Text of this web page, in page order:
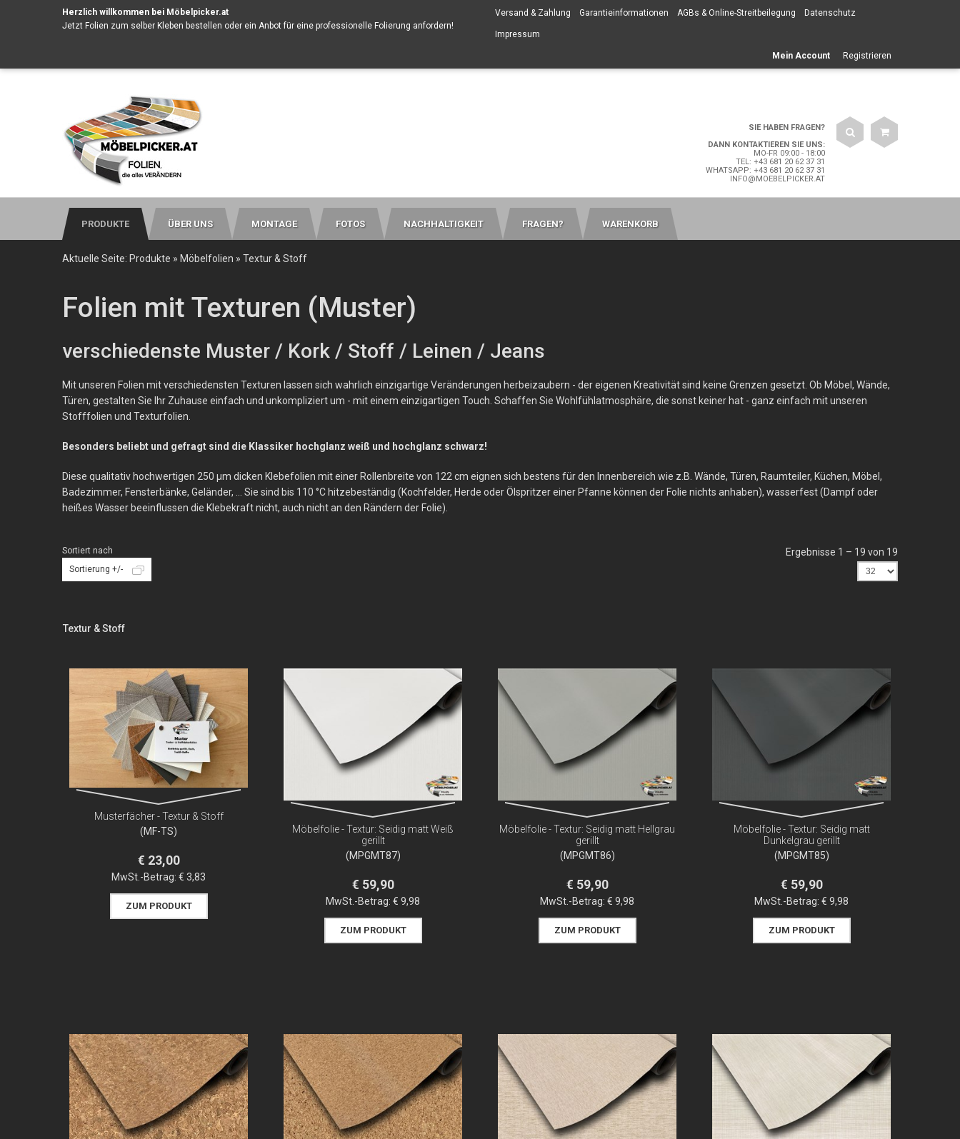
Herzlich willkommen bei Möbelpicker.at
Jetzt Folien zum selber Kleben bestellen oder ein Anbot für eine professionelle Folierung anfordern!
Versand & Zahlung Garantieinformationen AGBs & Online-Streitbeilegung Datenschutz
Impressum
Mein Account Registrieren
SIE HABEN FRAGEN?
DANN KONTAKTIEREN SIE UNS:
MO-FR 09:00 - 18:00
TEL: +43 681 20 62 37 31
WHATSAPP: +43 681 20 62 37 31
INFO@MOEBELPICKER.AT
PRODUKTE ÜBER UNS MONTAGE FOTOS NACHHALTIGKEIT FRAGEN? WARENKORB
Aktuelle Seite: Produkte » Möbelfolien » Textur & Stoff
Folien mit Texturen (Muster)
verschiedenste Muster / Kork / Stoff / Leinen / Jeans
Mit unseren Folien mit verschiedensten Texturen lassen sich wahrlich einzigartige Veränderungen herbeizaubern - der eigenen Kreativität sind keine Grenzen gesetzt. Ob Möbel, Wände,
Türen, gestalten Sie Ihr Zuhause einfach und unkompliziert um - mit einem einzigartigen Touch. Schaffen Sie Wohlfühlatmosphäre, die sonst keiner hat - ganz einfach mit unseren
Stofffolien und Texturfolien
Besonders beliebt und gefragt sind die Klassiker hochglanz weiß und hochglanz schwarz!
Diese qualitativ hochwertigen 250 µm dicken Klebefolien mit einer Rollenbreite von 122 cm eignen sich bestens für den Innenbereich wie z.B. Wände, Türen, Raumteiler, Küchen, Möbel,
Badezimmer, Fensterbänke, Geländer, ... Sie sind bis 110 °C hitzebeständig (Kochfelder, Herde oder Ölspritzer einer Pfanne können der Folie nichts anhaben), wasserfest (Dampf oder
heißes Wasser beeinflussen die Klebekraft nicht, auch nicht an den Rändern der Folie).
Sortiert nach
Sortierung +/-
Ergebnisse 1 – 19 von 19
Textur & Stoff
Musterfächer - Textur & Stoff
(MF-TS)
€ 23,00
MwSt.-Betrag: € 3,83
ZUM PRODUKT
Möbelfolie - Textur: Seidig matt Weiß
gerillt
(MPGMT87)
€ 59,90
MwSt.-Betrag: € 9,98
ZUM PRODUKT
Möbelfolie - Textur: Seidig matt Hellgrau
gerillt
(MPGMT86)
€ 59,90
MwSt.-Betrag: € 9,98
ZUM PRODUKT
Möbelfolie - Textur: Seidig matt
Dunkelgrau gerillt
(MPGMT85)
€ 59,90
MwSt.-Betrag: € 9,98
ZUM PRODUKT